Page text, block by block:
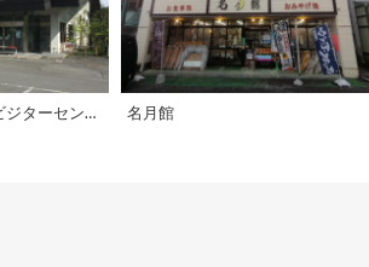
閉館・県立赤城公園ビジターセンター 名月館